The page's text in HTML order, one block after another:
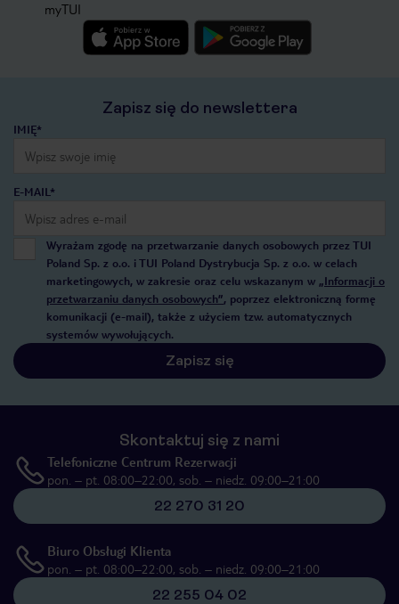
myTUI
Zapisz się do newslettera
IMIĘ*
E-MAIL*
Wyrażam zgodę na przetwarzanie danych osobowych przez TUI
Poland Sp. z o.o. i TUI Poland Dystrybucja Sp. z o.o. w celach
marketingowych, w zakresie oraz celu wskazanym w „Informacji o
przetwarzaniu danych osobowych”, poprzez elektroniczną formę
komunikacji (e-mail), także z użyciem tzw. automatycznych
systemów wywołujących.
Zapisz się
Skontaktuj się z nami
Telefoniczne Centrum Rezerwacji
pon. – pt. 08:00–22:00, sob. – niedz. 09:00–21:00
22 270 31 20
Biuro Obsługi Klienta
pon. – pt. 08:00–22:00, sob. – niedz. 09:00–21:00
22 255 04 02